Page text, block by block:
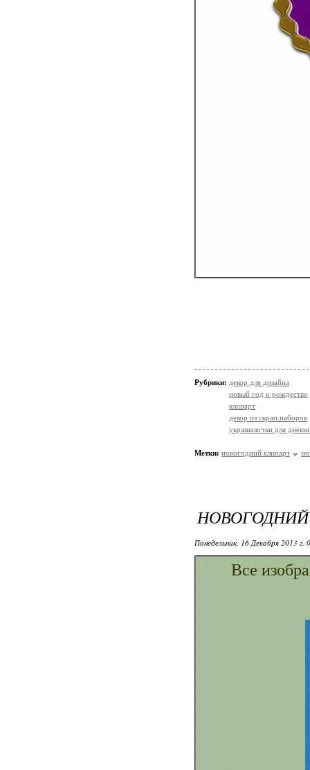
Рубрики: декор для дизайна
новый год и рождество
клипарт
декор из скрап.наборов
украшалочки для
Метки: новогодний клипарт
Понедельник, 16 Декабря 2013 г.
Все